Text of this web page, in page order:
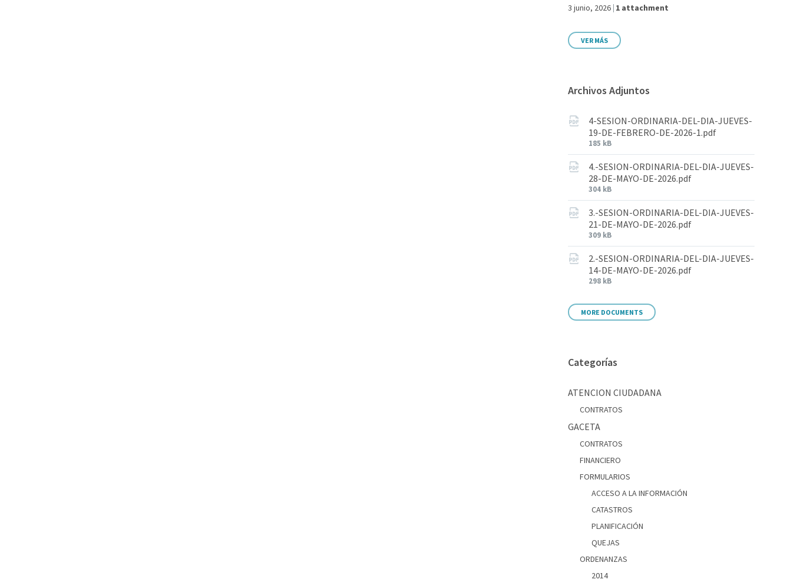
3 junio, 2026 1 attachment
VER MÁS
Archivos Adjuntos
4-SESION-ORDINARIA-DEL-DIA-JUEVES-
19-DE-FEBRERO-DE-2026-1.pdf
185 kB
4.-SESION-ORDINARIA-DEL-DIA-JUEVES-
28-DE-MAYO-DE-2026.pdf
304 kB
3.-SESION-ORDINARIA-DEL-DIA-JUEVES-
21-DE-MAYO-DE-2026.pdf
309 kB
2.-SESION-ORDINARIA-DEL-DIA-JUEVES-
14-DE-MAYO-DE-2026.pdf
298 kB
MORE DOCUMENTS
Categorías
ATENCION CIUDADANA
CONTRATOS
GACETA
CONTRATOS
FINANCIERO
FORMULARIOS
ACCESO A LA INFORMACIÓN
CATASTROS
PLANIFICACIÓN
QUEJAS
ORDENANZAS
2014